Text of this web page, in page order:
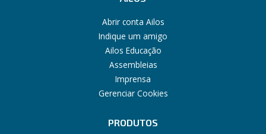
Abrir conta Ailos
Indique um amigo
Ailos Educação
Assembleias
Imprensa
Gerenciar Cookies
PRODUTOS